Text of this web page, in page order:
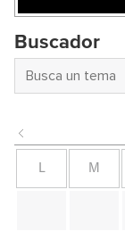
Buscador
L M